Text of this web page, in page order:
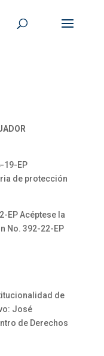
19-EP
de protección
EP Acéptese la
No. 392-22-EP
de
José
de Derechos